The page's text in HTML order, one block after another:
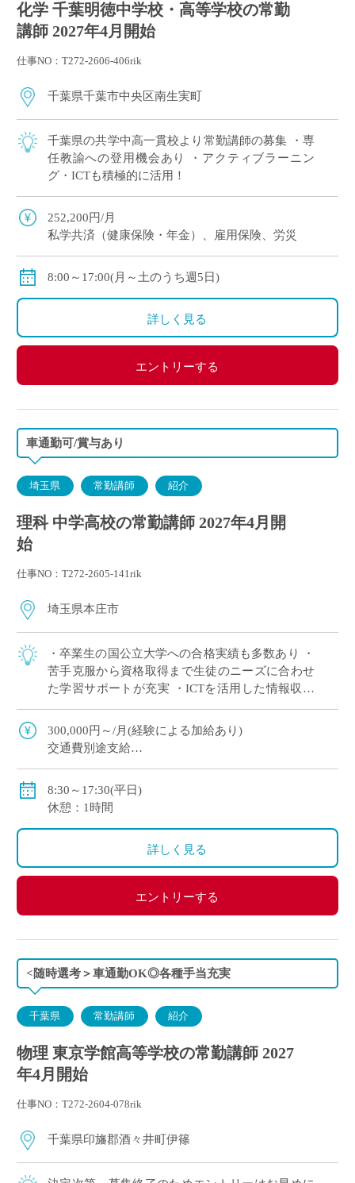
化学 千葉明徳中学校・高等学校の常勤
講師 2027年4月開始
仕事NO：T272-2606-406rik
千葉県千葉市中央区南生実町
千葉県の共学中高一貫校より常勤講師の募集 ・専
任教諭への登用機会あり ・アクティブラーニン
グ・ICTも積極的に活用！
252,200円/月
私学共済（健康保険・年金）、雇用保険、労災
8:00～17:00(月～土のうち週5日)
詳しく見る
エントリーする
車通勤可/賞与あり
埼玉県 常勤講師 紹介
理科 中学高校の常勤講師 2027年4月開
始
仕事NO：T272-2605-141rik
埼玉県本庄市
・卒業生の国公立大学への合格実績も多数あり ・
苦手克服から資格取得まで生徒のニーズに合わせ
た学習サポートが充実 ・ICTを活用した情報収集
300,000円～/月(経験による加給あり)
交通費別途支給
社会保険、労働保険、雇用保険
450万円（30歳・学部卒）、630万円（40歳・学部卒）
8:30～17:30(平日)
休憩：1時間
詳しく見る
エントリーする
<随時選考＞車通勤OK◎各種手当充実
千葉県 常勤講師 紹介
物理 東京学館高等学校の常勤講師 2027
年4月開始
仕事NO：T272-2604-078rik
千葉県印旛郡酒々井町伊篠